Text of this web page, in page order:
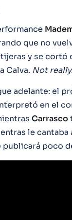
que no
y se cortó
Calva. Not
adelante: el
en el
Carrasco
le cantaba
publicará poco